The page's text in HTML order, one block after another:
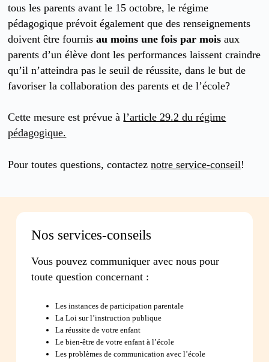
tous les parents avant le 15 octobre, le régime
pédagogique prévoit également que des renseignements
doivent être fournisau moins une fois par mois aux
parents d’un élève dont les performances laissent craindre
qu’il n’atteindra pas le seuil de réussite, dans le but de
favoriser la collaboration des parents et de l’école?
Cette mesure est prévue àl’article 29.2 du régime
pédagogique.
Pour toutes questions, contacteznotre service-conseil!
Nos services-conseils
Vous pouvez communiquer avec nous pour
toute question concernant :
Les instances de participation parentale
La Loi sur l’instruction publique
La réussite de votre enfant
Le bien-être de votre enfant à l’école
Les problèmes de communication avec l’école